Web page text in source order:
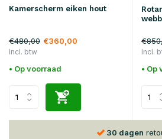
Kamerscherm eiken hout
€480,00 €360,00
Incl. btw
• Op voorraad
Incl.
• Op
30 dagen